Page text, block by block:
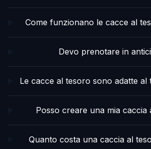
Come funzionano le cacce al
Devo prenotare in
Le cacce al tesoro sono adatte al
Posso creare una mia caccia
Quanto costa una caccia al